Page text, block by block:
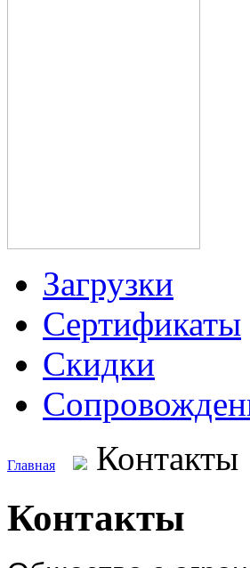
Загрузки
Сертификаты
Скидки
Главная Контакты
Контакты